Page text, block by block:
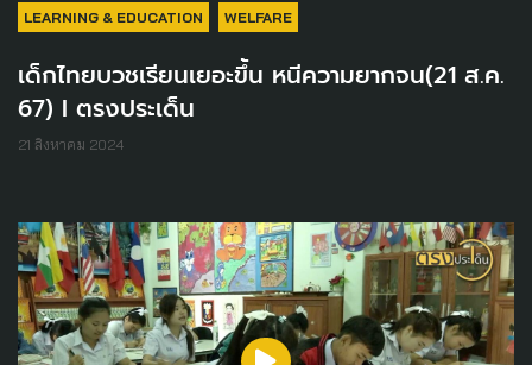
LEARNING & EDUCATION WELFARE
เด็กไทยบวชเรียนเยอะขึ้น หนีความยากจน(21 ส.ค.
67) I ตรงประเด็น
21 สิงหาคม 2024